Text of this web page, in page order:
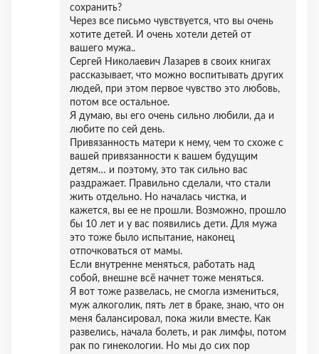
сохранить?
Через все письмо чувствуется, что вы очень
хотите детей. И очень хотели детей от
вашего мужа..
Сергей Николаевич Лазарев в своих книгах
рассказывает, что можно воспитывать других
людей, при этом первое чувство это любовь,
потом все остальное.
Я думаю, вы его очень сильно любили, да и
любите по сей день.
Привязанность матери к нему, чем то схоже с
вашей привязанности к вашем будущим
детям… и поэтому, это так сильно вас
раздражает. Правильно сделали, что стали
жить отдельно. Но началась чистка, и
кажется, вы ее не прошли. Возможно, прошло
бы 10 лет и у вас появились дети. Для мужа
это тоже было испытание, наконец
отпочковаться от мамы.
Если внутренне меняться, работать над
собой, внешне всё начнет тоже меняться.
Я вот тоже развелась, не смогла измениться,
муж алкоголик, пять лет в браке, знаю, что он
меня балансировал, пока жили вместе. Как
развелись, начала болеть, и рак лимфы, потом
рак по гинекологии. Но мы до сих пор